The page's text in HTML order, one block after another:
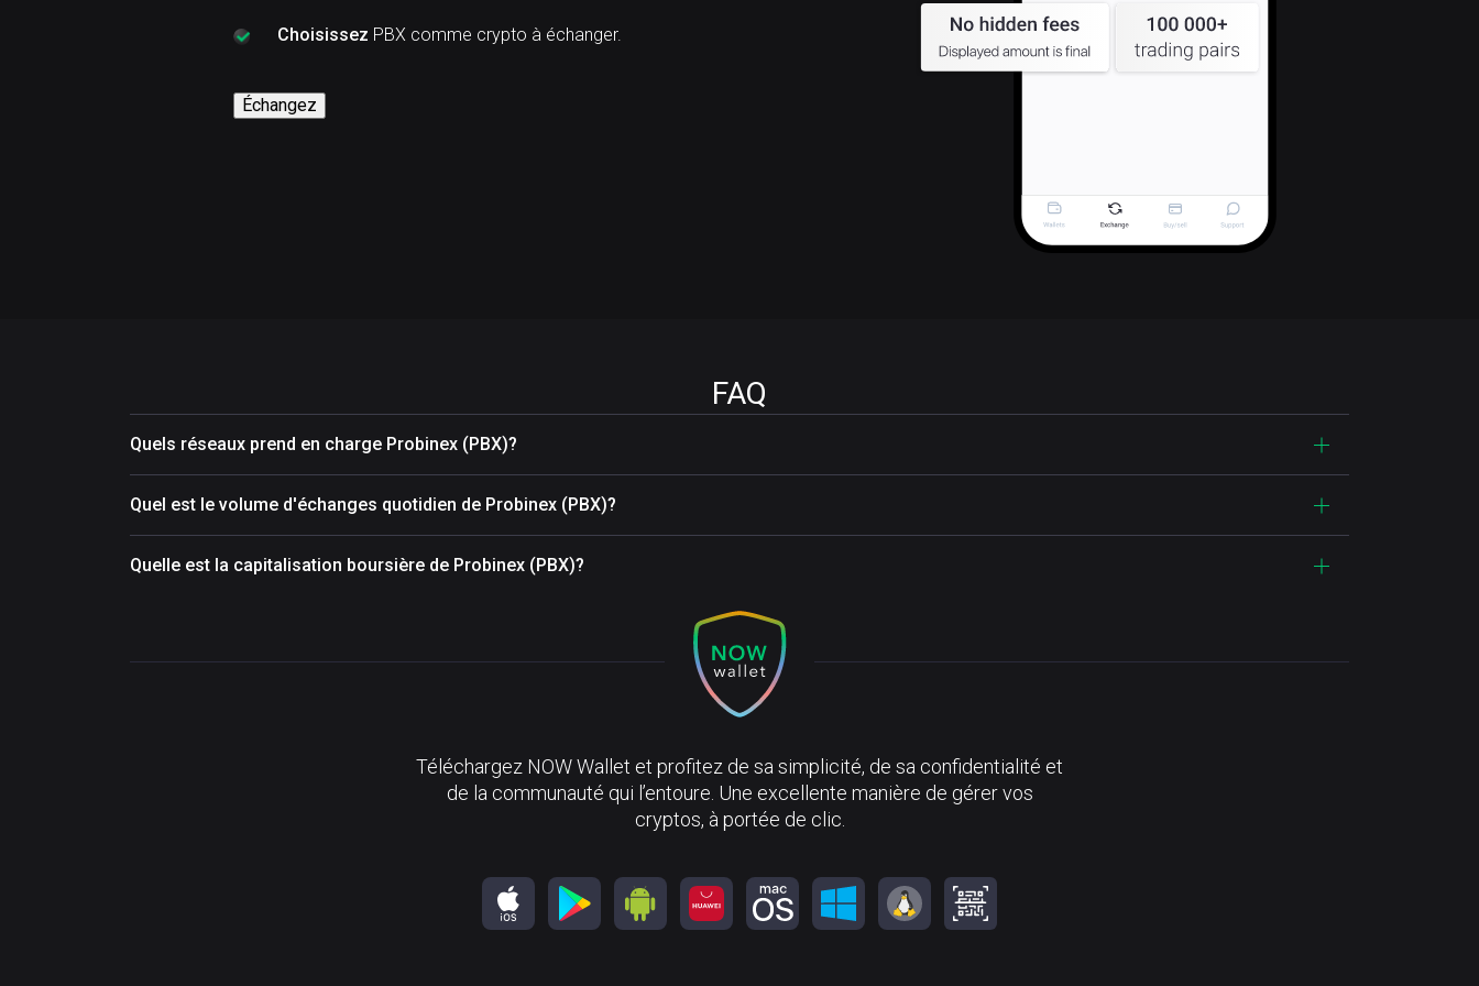
Choisissez PBX comme crypto à échanger.
Échangez
FAQ
Quels réseaux prend en charge Probinex (PBX)?
Quel est le volume d'échanges quotidien de Probinex (PBX)?
Quelle est la capitalisation boursière de Probinex (PBX)?
Téléchargez NOW Wallet et profitez de sa simplicité, de sa confidentialité et
de la communauté qui l’entoure. Une excellente manière de gérer vos
cryptos, à portée de clic.